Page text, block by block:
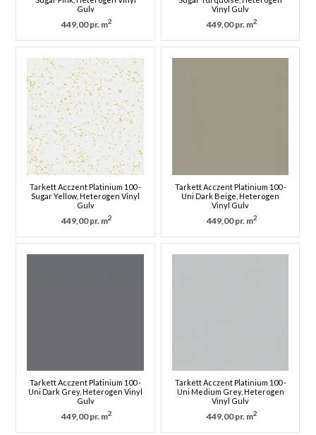
Gulv
449,00 pr. m2
Vinyl Gulv
449,00 pr. m2
Tarkett Acczent Platinium 100 -
Sugar Yellow, Heterogen Vinyl
Gulv
449,00 pr. m2
Tarkett Acczent Platinium 100 -
Uni Dark Beige, Heterogen
Vinyl Gulv
449,00 pr. m2
Tarkett Acczent Platinium 100 -
Uni Dark Grey, Heterogen Vinyl
Gulv
449,00 pr. m2
Tarkett Acczent Platinium 100 -
Uni Medium Grey, Heterogen
Vinyl Gulv
449,00 pr. m2